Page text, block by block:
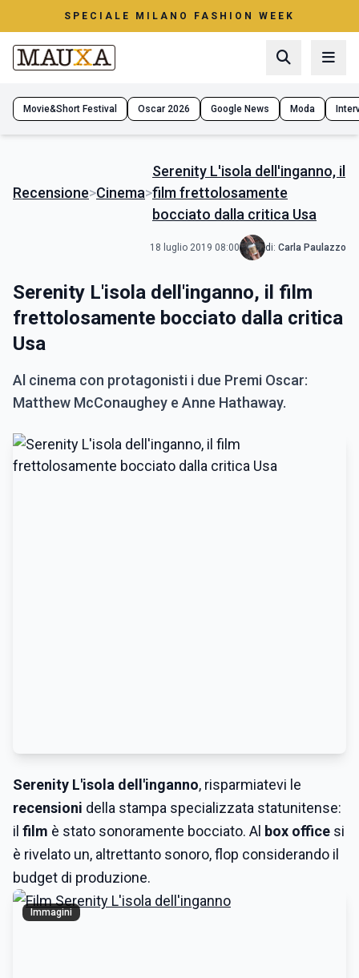
SPECIALE MILANO FASHION WEEK
Movie&Short Festival Oscar 2026 Google News Moda
Recensione>Cinema>
Serenity L'isola dell'inganno, il
film frettolosamente
bocciato dalla critica Usa
18 luglio 2019 08:00 di: Carla Paulazzo
Serenity L'isola dell'inganno, il film
frettolosamente bocciato dalla critica
Usa
Al cinema con protagonisti i due Premi Oscar:
Matthew McConaughey e Anne Hathaway.
Serenity L'isola dell'inganno, risparmiatevi le
recensioni della stampa specializzata statunitense:
il film è stato sonoramente bocciato. Al box office si
è rivelato un, altrettanto sonoro, flop considerando il
budget di produzione.
Immagini